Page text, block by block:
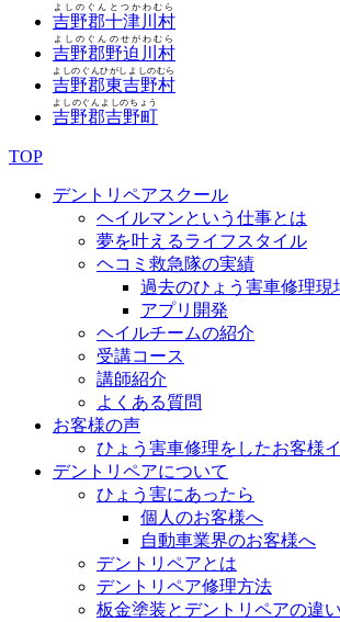
吉野郡十津川村
よしのぐんとつかわむら
吉野郡野迫川村
よしのぐんのせがわむら
吉野郡東吉野村
よしのぐんひがしよしのむら
吉野郡吉野町
よしのぐんよしのちょう
TOP
デントリペアスクール
ヘイルマンという仕事とは
夢を叶えるライフスタイル
ヘコミ救急隊の実績
過去のひょう害車修理現
アプリ開発
ヘイルチームの紹介
受講コース
講師紹介
よくある質問
お客様の声
ひょう害車修理をしたお客様
デントリペアについて
ひょう害にあったら
個人のお客様へ
自動車業界のお客様へ
デントリペアとは
デントリペア修理方法
板金塗装とデントリペアの違い